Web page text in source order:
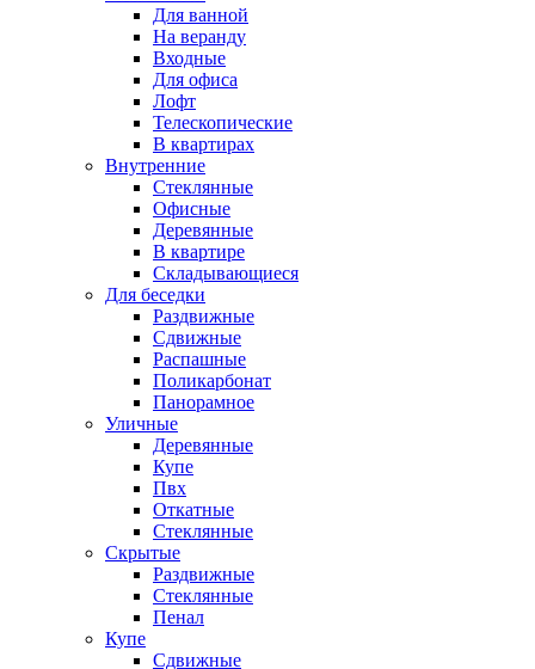
Для ванной
На веранду
Входные
Для офиса
Лофт
Телескопические
В квартирах
Внутренние
Стеклянные
Офисные
Деревянные
В квартире
Складывающиеся
Для беседки
Раздвижные
Сдвижные
Распашные
Поликарбонат
Панорамное
Уличные
Деревянные
Купе
Пвх
Откатные
Стеклянные
Скрытые
Раздвижные
Стеклянные
Пенал
Купе
Сдвижные